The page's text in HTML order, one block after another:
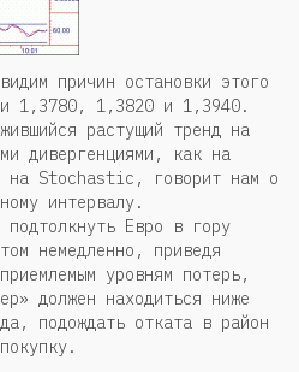
причин остановки этого
1,3780, 1,3820 и 1,3940.
растущий тренд на
дивергенциями, как на
на Stochastic, говорит нам о
интервалу.
подтолкнуть Евро в гору
немедленно, приведя
уровням потерь,
должен находиться ниже
подождать отката в район